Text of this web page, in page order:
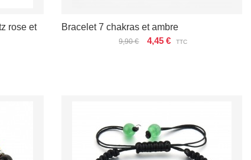
rose et
Bracelet 7 chakras et ambre
9,90 € 4,45 € TTC